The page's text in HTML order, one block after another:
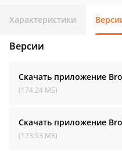
Характеристики
Версии
Скачать приложение
(174.24 МБ)
Скачать приложение
(173.93 МБ)